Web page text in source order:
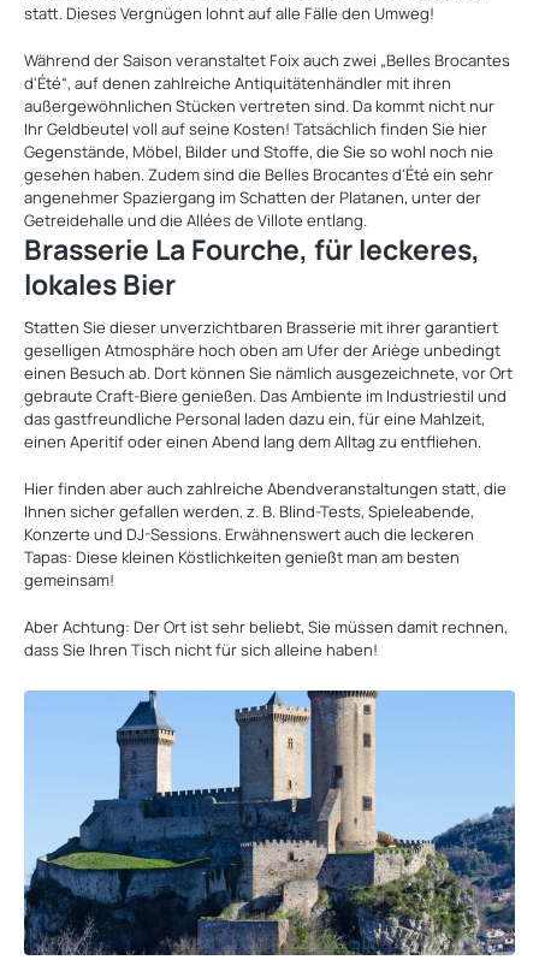
statt. Dieses Vergnügen lohnt auf alle Fälle den Umweg!
Während der Saison veranstaltet Foix auch zwei „Belles Brocantes
d'Été“, auf denen zahlreiche Antiquitätenhändler mit ihren
außergewöhnlichen Stücken vertreten sind. Da kommt nicht nur
Ihr Geldbeutel voll auf seine Kosten! Tatsächlich finden Sie hier
Gegenstände, Möbel, Bilder und Stoffe, die Sie so wohl noch nie
gesehen haben. Zudem sind die Belles Brocantes d'Été ein sehr
angenehmer Spaziergang im Schatten der Platanen, unter der
Getreidehalle und die Allées de Villote entlang.
Brasserie La Fourche, für leckeres,
lokales Bier
Statten Sie dieser unverzichtbaren Brasserie mit ihrer garantiert
geselligen Atmosphäre hoch oben am Ufer der Ariège unbedingt
einen Besuch ab. Dort können Sie nämlich ausgezeichnete, vor Ort
gebraute Craft-Biere genießen. Das Ambiente im Industriestil und
das gastfreundliche Personal laden dazu ein, für eine Mahlzeit,
einen Aperitif oder einen Abend lang dem Alltag zu entfliehen.
Hier finden aber auch zahlreiche Abendveranstaltungen statt, die
Ihnen sicher gefallen werden, z. B. Blind-Tests, Spieleabende,
Konzerte und DJ-Sessions. Erwähnenswert auch die leckeren
Tapas: Diese kleinen Köstlichkeiten genießt man am besten
gemeinsam!
Aber Achtung: Der Ort ist sehr beliebt, Sie müssen damit rechnen,
dass Sie Ihren Tisch nicht für sich alleine haben!